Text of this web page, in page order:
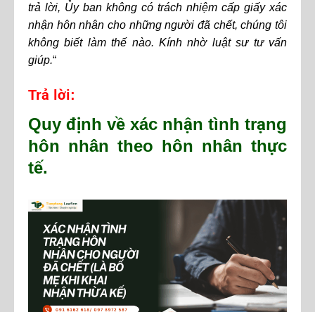
trả lời, Ủy ban không có trách nhiệm cấp giấy xác
nhận hôn nhân cho những người đã chết, chúng tôi
không biết làm thế nào. Kính nhờ luật sư tư vấn
giúp.“
Trả lời:
Quy định về xác nhận tình trạng
hôn nhân theo hôn nhân thực
tế.